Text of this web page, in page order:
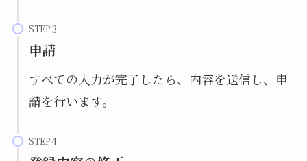
STEP
申請
すべての入力が完了したら、内容を送信し、申
請を行います。
STEP